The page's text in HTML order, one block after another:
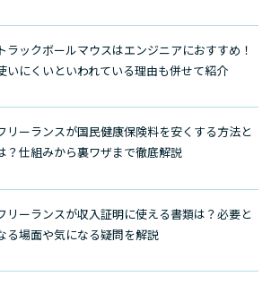
トラックボールマウスはエンジニアにおすすめ！
いにくいといわれている理由も併せて紹介
リーランスが国民健康保険料を安くする方法と
？仕組みから裏ワザまで徹底解説
リーランスが収入証明に使える書類は？必要と
る場面や気になる疑問を解説